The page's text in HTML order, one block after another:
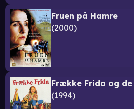
Fruen på Hamre
2000
1994